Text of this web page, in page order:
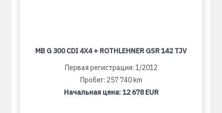
MB G 300 CDI 4X4 + ROTHLEHNER GSR 142 TJV
Первая регистрация: 1/2012
Пробег: 257 740 km
Начальная цена:12 678 EUR